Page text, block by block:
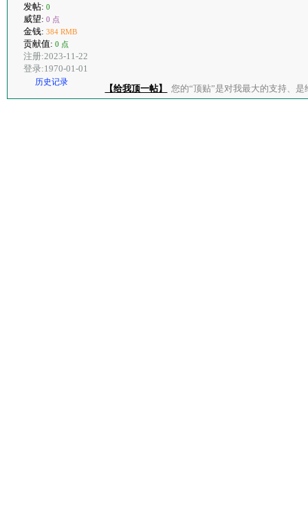
发帖: 0
威望: 0 点
金钱: 384 RMB
贡献值: 0 点
注册:2023-11-22
登录:1970-01-01
历史记录
【给我顶一帖】 您的“顶贴”是对我最大的支持、